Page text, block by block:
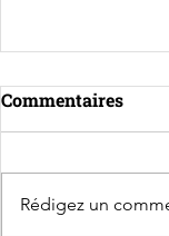
Commentaires
Rédigez un